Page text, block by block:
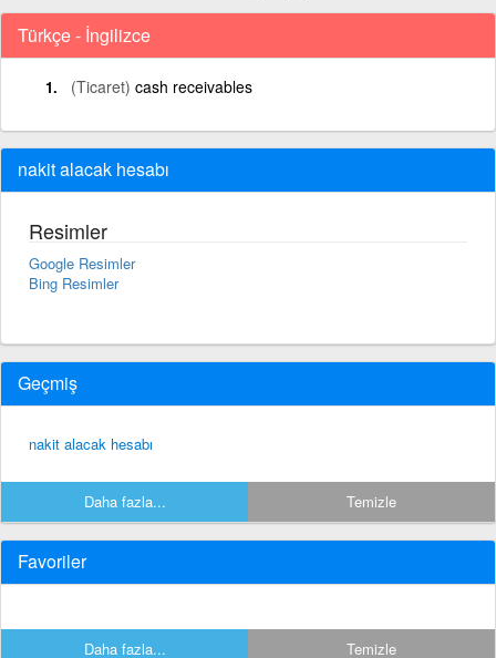
Türkçe - İngilizce
(Ticaret) cash receivables
nakit alacak hesabı
Resimler
Google Resimler
Bing Resimler
Geçmiş
nakit alacak hesabı
Daha fazla... Temizle
Favoriler
Daha fazla... Temizle